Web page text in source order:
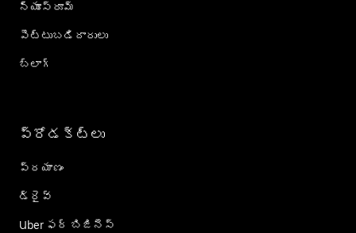
న్యూస్‌రూమ్
పెట్టుబడిదారులు
బ్లాగ్
ప్రోడక్ట్؜లు
ప్రయాణం
డ్రైవ్
Uber ఫర్ బిజినెస్